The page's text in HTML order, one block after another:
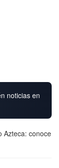
noticias en
Azteca: conoce